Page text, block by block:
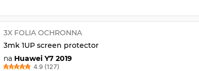
3X FOLIA OCHRONNA
3mk 1UP screen protector
na Huawei Y7 2019
4.9 (127)